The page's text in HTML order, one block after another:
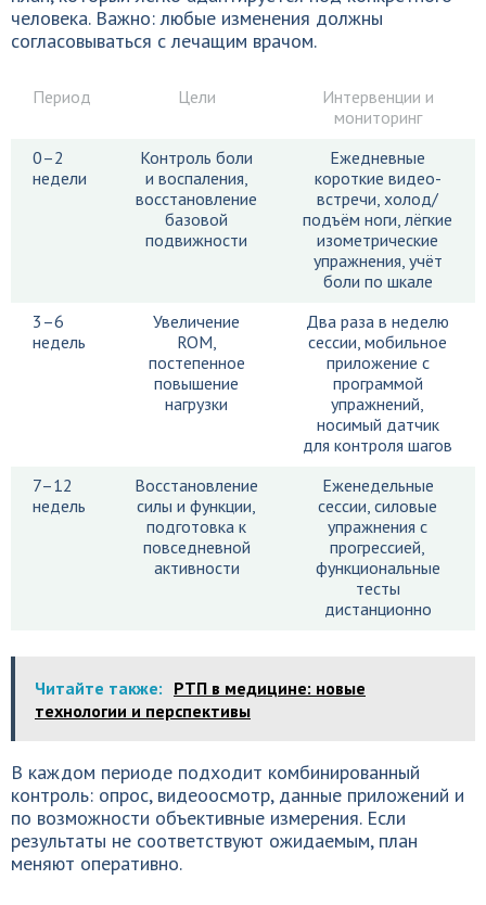
человека. Важно: любые изменения должны
согласовываться с лечащим врачом.
Период Цели
Интервенции и
мониторинг
0–2
недели
Контроль боли
и воспаления,
восстановление
базовой
подвижности
Ежедневные
короткие видео-
встречи, холод/
подъём ноги, лёгкие
изометрические
упражнения, учёт
боли по шкале
3–6
недель
Увеличение
ROM,
постепенное
повышение
нагрузки
Два раза в неделю
сессии, мобильное
приложение с
программой
упражнений,
носимый датчик
для контроля шагов
7–12
недель
Восстановление
силы и функции,
подготовка к
повседневной
активности
Еженедельные
сессии, силовые
упражнения с
прогрессией,
функциональные
тесты
дистанционно
Читайте также: РТП в медицине: новые
технологии и перспективы
В каждом периоде подходит комбинированный
контроль: опрос, видеоосмотр, данные приложений и
по возможности объективные измерения. Если
результаты не соответствуют ожидаемым, план
меняют оперативно.